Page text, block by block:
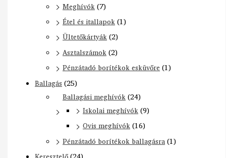
Meghívók(7)
Étel és itallapok(1)
Ültetőkártyák(2)
Asztalszámok(2)
Pénzátadó borítékok esküvőre (1)
Ballagás (25)
Ballagási meghívók(24)
Iskolai meghívók(9)
Ovis meghívók(16)
Pénzátadó borítékok ballagásra(1)